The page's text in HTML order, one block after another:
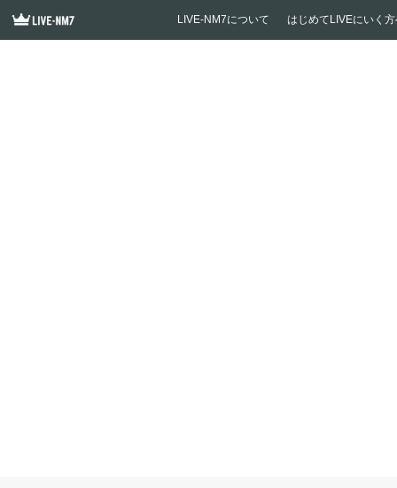
LIVE-NM7について はじめてLIVEにいく